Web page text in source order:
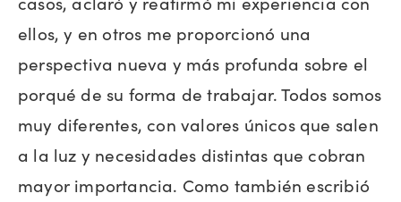
ellos, y en otros me proporcionó una
perspectiva nueva y más profunda sobre el
porqué de su forma de trabajar. Todos somos
muy diferentes, con valores únicos que salen
a la luz y necesidades distintas que cobran
mayor importancia. Como también escribió